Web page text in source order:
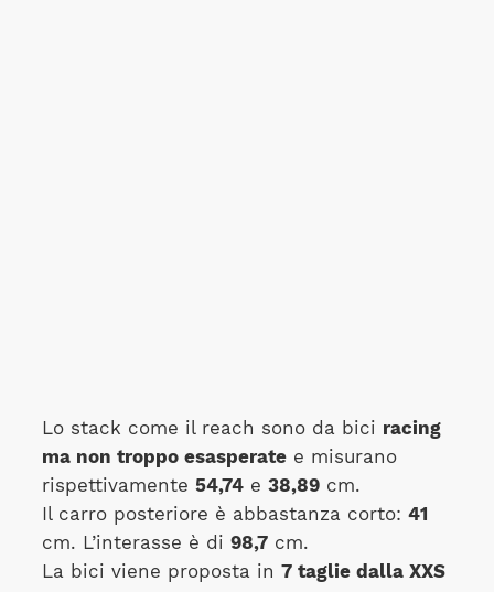
Lo stack come il reach sono da bici racing
ma non troppo esasperatee misurano
rispettivamente 54,74e 38,89cm.
Il carro posteriore è abbastanza corto: 41
cm. L’interasse è di 98,7cm.
La bici viene proposta in 7 taglie dalla XXS